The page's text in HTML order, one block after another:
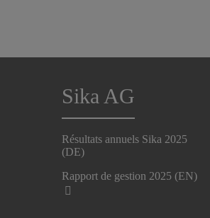
Sika AG
Résultats annuels Sika 2025
(DE)
Rapport de gestion 2025 (EN)